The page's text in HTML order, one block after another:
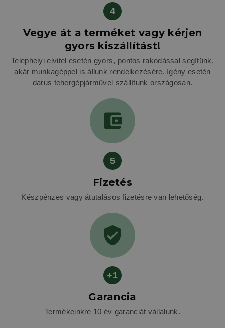
4
Vegye át a terméket vagy kérjen
gyors kiszállítást!
Telephelyi elvitel esetén gyors, pontos rakodással segítünk,
akár munkagéppel is állunk rendelkezésére. Igény esetén
darus tehergépjárművel szállítunk országosan.
5
Fizetés
Készpénzes vagy átutalásos fizetésre van lehetőség.
+1
Garancia
Termékeinkre 10 év garanciát vállalunk.